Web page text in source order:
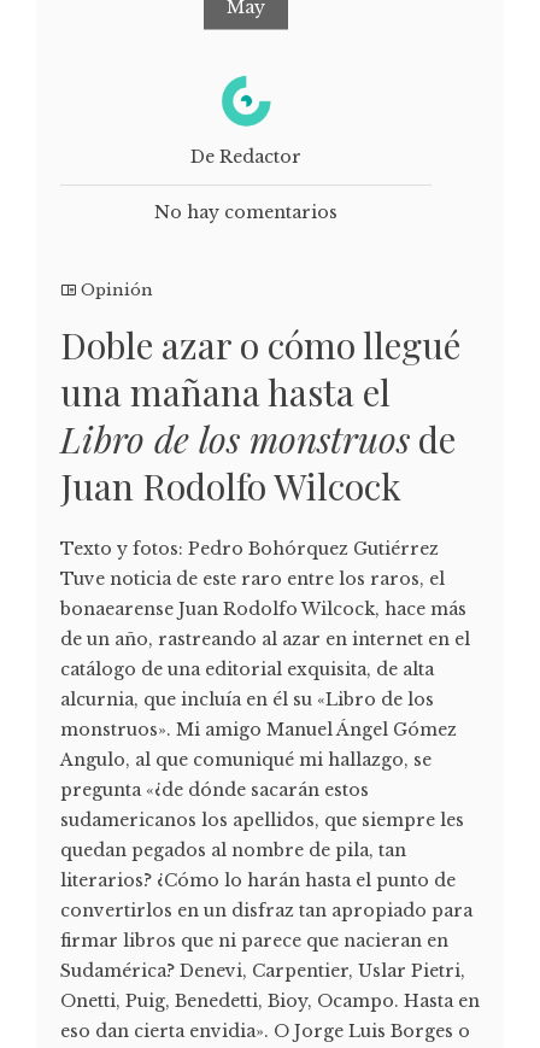
May
De Redactor
No hay comentarios
Opinión
Doble azar o cómo llegué
una mañana hasta el
Libro de los monstruos de
Juan Rodolfo Wilcock
Texto y fotos: Pedro Bohórquez Gutiérrez
Tuve noticia de este raro entre los raros, el
bonaearense Juan Rodolfo Wilcock, hace más
de un año, rastreando al azar en internet en el
catálogo de una editorial exquisita, de alta
alcurnia, que incluía en él su «Libro de los
monstruos». Mi amigo Manuel Ángel Gómez
Angulo, al que comuniqué mi hallazgo, se
pregunta «¿de dónde sacarán estos
sudamericanos los apellidos, que siempre les
quedan pegados al nombre de pila, tan
literarios? ¿Cómo lo harán hasta el punto de
convertirlos en un disfraz tan apropiado para
firmar libros que ni parece que nacieran en
Sudamérica? Denevi, Carpentier, Uslar Pietri,
Onetti, Puig, Benedetti, Bioy, Ocampo. Hasta en
eso dan cierta envidia». O Jorge Luis Borges o